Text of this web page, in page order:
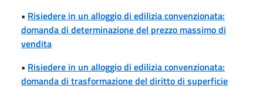
• Risiedere in un alloggio di edilizia convenzionata:
domanda di determinazione del prezzo massimo di
vendita
• Risiedere in un alloggio di edilizia convenzionata:
domanda di trasformazione del diritto di superficie